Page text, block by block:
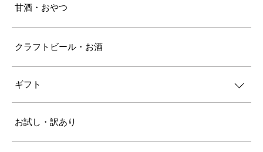
甘酒・おやつ
クラフトビール・お酒
ギフト
お試し・訳あり